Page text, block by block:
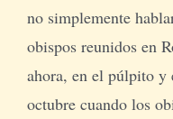
no simplemente
obispos reunidos en
ahora, en el púlpito y
octubre cuando los